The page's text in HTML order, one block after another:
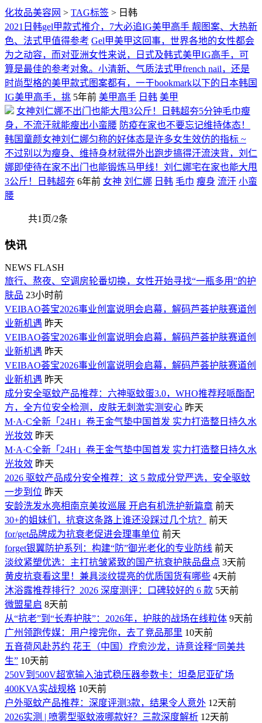
化妆品美容网 > TAG标签 > 日韩
2021日韩gel甲款式推介，7大必追IG美甲高手 靓图案、大热新
色、法式甲值得参考 Gel甲美甲这回事，世界各地的女性都会
为之动容，而对亚洲女性来说，日式及韩式美甲IG高手，可
算是最佳的参考对象。小清新、气质法式甲french nail，还是
时尚型格的美甲款式图案都有，一于bookmark以下的日本韩国
IG美甲高手，挑 5年前 美甲高手 日韩 美甲
女神刘仁娜不出门也能大甩3公斤！日韩超夯5分钟毛巾瘦
身，不流汗就能瘦出小蛮腰 防疫在家也不要忘记维持体态！
韩国童颜女神刘仁娜匀称的好体态是许多女生效仿的指标 ~
不过别以为瘦身、维持身材就得外出跑步搞得汗流浃背，刘仁
娜即使待在家不出门也能锻炼马甲线！刘仁娜宅在家也能大甩
3公斤！日韩超夯 6年前 女神 刘仁娜 日韩 毛巾 瘦身 流汗 小蛮
腰
共1页/2条
快讯
NEWS FLASH
旅行、熬夜、空调房轮番切换，女性开始寻找“一瓶多用”的护
肤品 23小时前
VEIBAO荟宝2026事业创富说明会启幕，解码芦荟护肤赛道创
业新机遇 昨天
VEIBAO荟宝2026事业创富说明会启幕，解码芦荟护肤赛道创
业新机遇 昨天
VEIBAO荟宝2026事业创富说明会启幕，解码芦荟护肤赛道创
业新机遇 昨天
成分安全驱蚊产品推荐：六神驱蚊蛋3.0，WHO推荐羟哌酯配
方，全方位安全检测，皮肤无刺激实测安心 昨天
M·A·C全新「24H」卷王金气垫中国首发 实力打造整日持久水
光妆效 昨天
M·A·C全新「24H」卷王金气垫中国首发 实力打造整日持久水
光妆效 昨天
2026 驱蚊产品成分安全推荐：这 5 款成分党严选，安全驱蚊
一步到位 昨天
安龄洗发水亮相南京美妆巡展 开启有机洗护新篇章 前天
30+的姐妹们，抗衰这条路上谁还没踩过几个坑？
前天
for/get品牌成为抗衰老促进会理事单位 前天
forget银翼防护系列：构建“防”御光老化的专业防线 前天
淡纹紧塑优选：主打抗皱紧致的国产抗衰护肤品盘点 3天前
黄皮抗衰看这里！兼具淡纹提亮的优质国货有哪些 4天前
沐浴露推荐排行？2026 深度测评：口碑较好的 6 款 5天前
微盟星启 8天前
从“抗老”到“长寿护肤”：2026年，护肤的战场在线粒体 9天前
广州领跑传媒：用户搜完你，去了竞品那里 10天前
五音荷风赴苏约 花王（中国）疗愈沙龙，诗意诠释“同美共
生” 10天前
250V到500V超宽输入油式稳压器参数卡：坦桑尼亚矿场
400KVA实战规格 10天前
户外驱蚊产品推荐：深度评测3款，结果令人意外 12天前
2026实测 | 喷雾型驱蚊液哪款好？三款深度解析 12天前